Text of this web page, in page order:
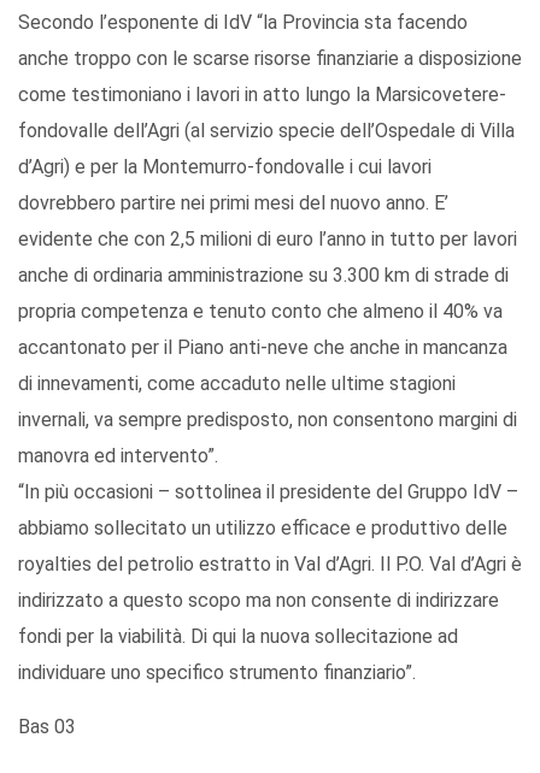
Secondo l’esponente di IdV “la Provincia sta facendo
anche troppo con le scarse risorse finanziarie a disposizione
come testimoniano i lavori in atto lungo la Marsicovetere-
fondovalle dell’Agri (al servizio specie dell’Ospedale di Villa
d’Agri) e per la Montemurro-fondovalle i cui lavori
dovrebbero partire nei primi mesi del nuovo anno. E’
evidente che con 2,5 milioni di euro l’anno in tutto per lavori
anche di ordinaria amministrazione su 3.300 km di strade di
propria competenza e tenuto conto che almeno il 40% va
accantonato per il Piano anti-neve che anche in mancanza
di innevamenti, come accaduto nelle ultime stagioni
invernali, va sempre predisposto, non consentono margini di
manovra ed intervento”.
“In più occasioni – sottolinea il presidente del Gruppo IdV –
abbiamo sollecitato un utilizzo efficace e produttivo delle
royalties del petrolio estratto in Val d’Agri. Il P.O. Val d’Agri è
indirizzato a questo scopo ma non consente di indirizzare
fondi per la viabilità. Di qui la nuova sollecitazione ad
individuare uno specifico strumento finanziario”.
Bas 03